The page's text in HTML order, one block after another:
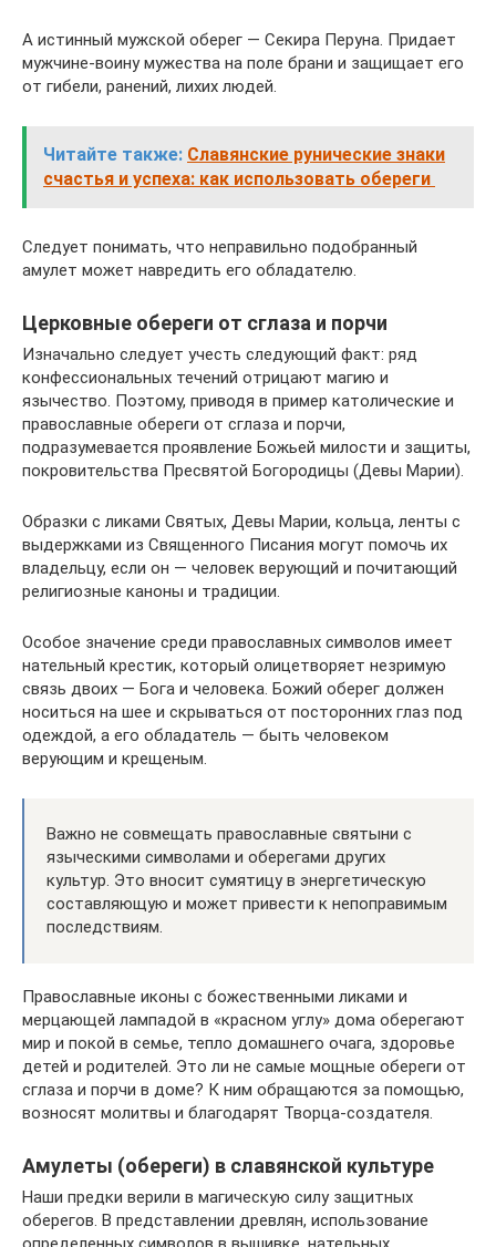
А истинный мужской оберег — Секира Перуна. Придает
мужчине-воину мужества на поле брани и защищает его
от гибели, ранений, лихих людей.
Читайте также: Славянские рунические знаки
счастья и успеха: как использовать обереги
Следует понимать, что неправильно подобранный
амулет может навредить его обладателю.
Церковные обереги от сглаза и порчи
Изначально следует учесть следующий факт: ряд
конфессиональных течений отрицают магию и
язычество. Поэтому, приводя в пример католические и
православные обереги от сглаза и порчи,
подразумевается проявление Божьей милости и защиты,
покровительства Пресвятой Богородицы (Девы Марии).
Образки с ликами Святых, Девы Марии, кольца, ленты с
выдержками из Священного Писания могут помочь их
владельцу, если он — человек верующий и почитающий
религиозные каноны и традиции.
Особое значение среди православных символов имеет
нательный крестик, который олицетворяет незримую
связь двоих — Бога и человека. Божий оберег должен
носиться на шее и скрываться от посторонних глаз под
одеждой, а его обладатель — быть человеком
верующим и крещеным.
Важно не совмещать православные святыни с
языческими символами и оберегами других
культур. Это вносит сумятицу в энергетическую
составляющую и может привести к непоправимым
последствиям.
Православные иконы с божественными ликами и
мерцающей лампадой в «красном углу» дома оберегают
мир и покой в семье, тепло домашнего очага, здоровье
детей и родителей. Это ли не самые мощные обереги от
сглаза и порчи в доме? К ним обращаются за помощью,
возносят молитвы и благодарят Творца-создателя.
Амулеты (обереги) в славянской культуре
Наши предки верили в магическую силу защитных
оберегов. В представлении древлян, использование